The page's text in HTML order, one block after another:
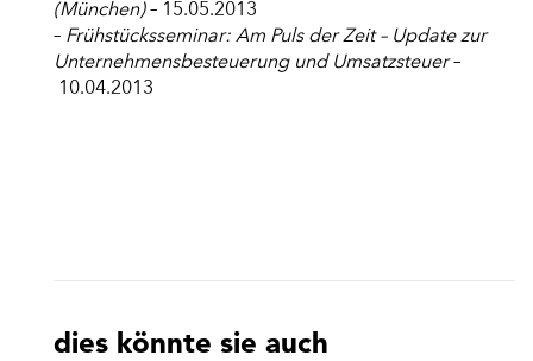
(München) – 15.05.2013
– Frühstücksseminar: Am Puls der Zeit – Update zur
Unternehmensbesteuerung und Umsatzsteuer –
10.04.2013
dies könnte sie auch